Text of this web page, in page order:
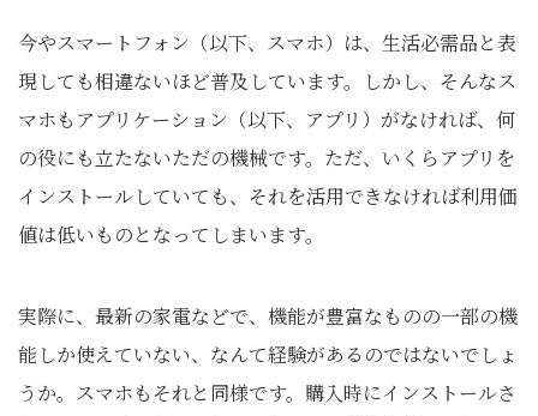
今やスマートフォン（以下、スマホ）は、生活必需品と表
現しても相違ないほど普及しています。しかし、そんなス
マホもアプリケーション（以下、アプリ）がなければ、何
の役にも立たないただの機械です。ただ、いくらアプリを
インストールしていても、それを活用できなければ利用価
値は低いものとなってしまいます。
実際に、最新の家電などで、機能が豊富なものの一部の機
能しか使えていない、なんて経験があるのではないでしょ
うか。スマホもそれと同様です。購入時にインストールさ